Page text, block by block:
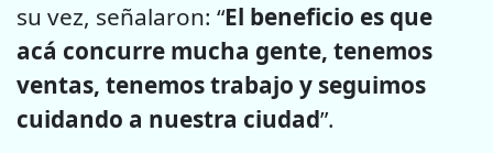
su vez, señalaron: “El beneficio es que
acá concurre mucha gente, tenemos
ventas, tenemos trabajo y seguimos
cuidando a nuestra ciudad”.